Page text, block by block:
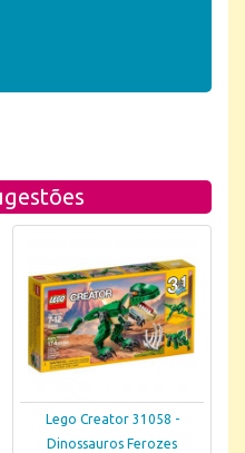
Lego Creator 31058 -
Dinossauros Ferozes